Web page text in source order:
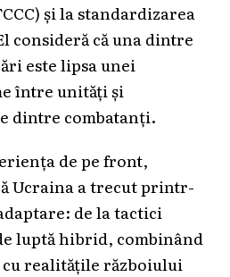
și la standardizarea
că una dintre
este lipsa unei
între unități și
dintre combatanți.
de pe front,
Ucraina a trecut printr-
de la tactici
luptă hibrid, combinând
realitățile războiului